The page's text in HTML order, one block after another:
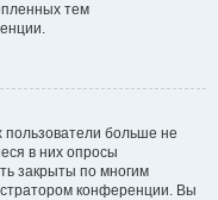
тем
больше не
в них опросы
закрыты по многим
конференции. Вы